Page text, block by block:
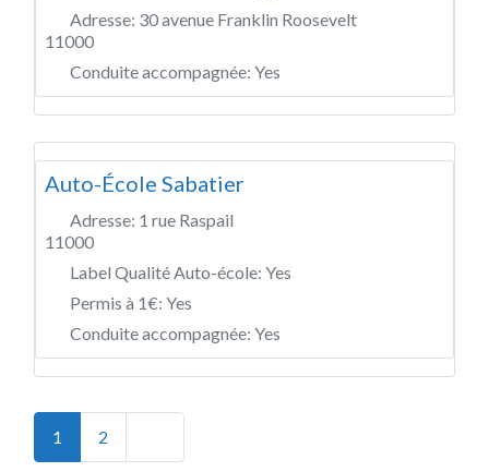
Adresse: 30 avenue Franklin Roosevelt
11000
Conduite accompagnée: Yes
Auto-École Sabatier
Adresse: 1 rue Raspail
11000
Label Qualité Auto-école: Yes
Permis à 1€: Yes
Conduite accompagnée: Yes
Posts navigation
1 2